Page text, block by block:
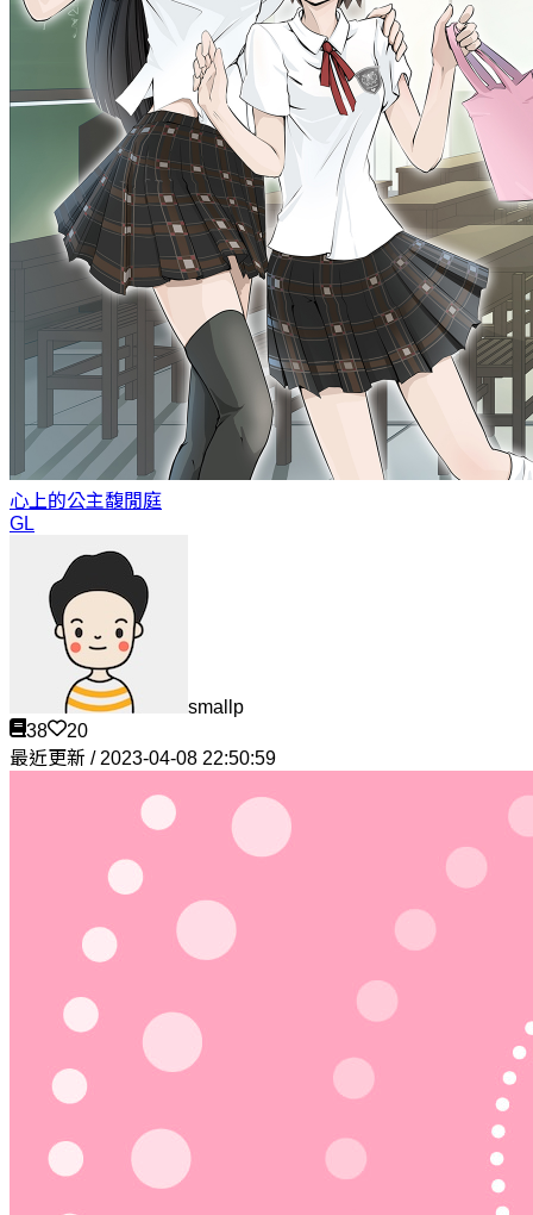
心上的公主馥閒庭
GL
smallp
38
20
最近更新 / 2023-04-08 22:50:59